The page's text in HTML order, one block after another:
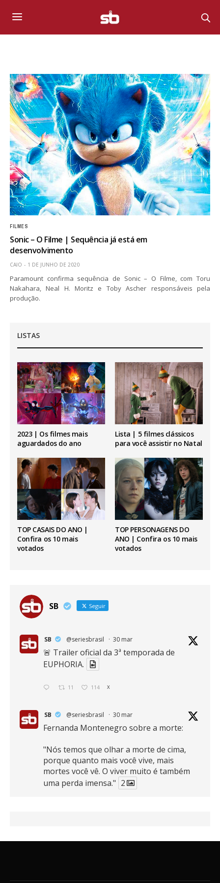
FILMES
Sonic – O Filme | Sequência já está em
desenvolvimento
CAIO 1 DE JUNHO DE 2020
Paramount confirma sequência de Sonic – O Filme, com Toru
Nakahara, Neal H. Moritz e Toby Ascher responsáveis pela
produção.
LISTAS
2023 | Os filmes mais
aguardados do ano
Lista | 5 filmes clássicos
para você assistir no Natal
TOP CASAIS DO ANO |
Confira os 10 mais
votados
TOP PERSONAGENS DO
ANO | Confira os 10 mais
votados
SB Seguir
SB @seriesbrasil · 30 mar
🚨 Trailer oficial da 3ª temporada de
EUPHORIA.
11 114 X
SB @seriesbrasil · 30 mar
Fernanda Montenegro sobre a morte:
"Nós temos que olhar a morte de cima,
porque quanto mais você vive, mais
mortes você vê. O viver muito é também
uma perda imensa." 2
16 389 X